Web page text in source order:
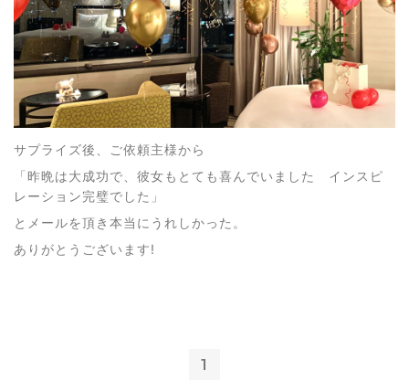
サプライズ後、ご依頼主様から
「昨晩は大成功で、彼女もとても喜んでいました インスピ
レーション完璧でした」
とメールを頂き本当にうれしかった。
ありがとうございます!
1